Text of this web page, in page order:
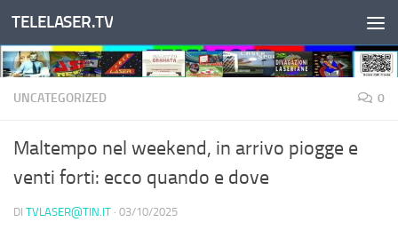
Salta al contenuto
TELELASER.TV
UNCATEGORIZED 0
Maltempo nel weekend, in arrivo piogge e
venti forti: ecco quando e dove
DI TVLASER@TIN.IT · 03/10/2025